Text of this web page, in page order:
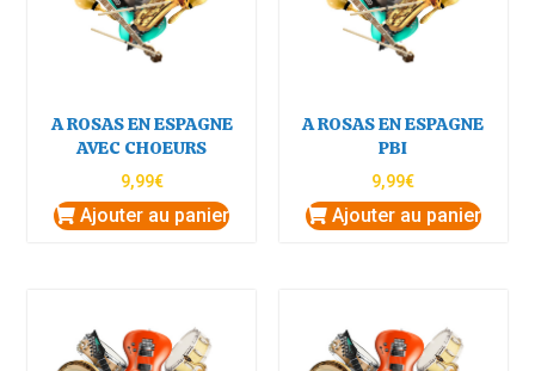
A ROSAS EN ESPAGNE
AVEC CHOEURS
9,99€
Ajouter au panier
A ROSAS EN ESPAGNE
PBI
9,99€
Ajouter au panier